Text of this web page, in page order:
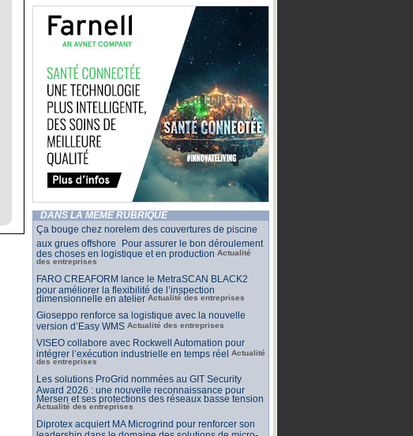
DANS LA MÊME RUBRIQUE
Ça bouge chez norelem des couvertures de piscine
aux grues offshore Pour assurer le bon déroulement
des choses en logistique et en production Actualité
des entreprises
FARO CREAFORM lance le MetraSCAN BLACK2
pour améliorer la flexibilité de l’inspection
dimensionnelle en atelier Actualité des entreprises
Gioseppo renforce sa logistique avec la nouvelle
version d’Easy WMS Actualité des entreprises
VISEO collabore avec Rockwell Automation pour
intégrer l’exécution industrielle en temps réel Actualité
des entreprises
Les solutions ProGrid nommées au GIT Security
Award 2026 : une nouvelle reconnaissance pour
Mersen et ses protections des réseaux basse tension
Actualité des entreprises
Diprotex acquiert MA Microgrind pour renforcer son
leadership dans le domaine des solutions de micro-